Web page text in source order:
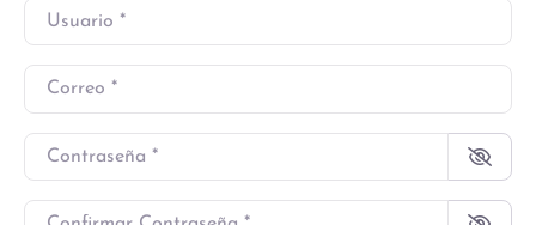
Usuario *
Correo
Contraseña*
Confirmar Contraseña*